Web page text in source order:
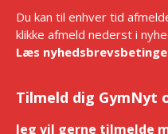
Du kan til enhver tid
klikke afmeld nederst i
Læs
Tilmeld dig GymNyt
Jeg vil gerne tilmelde